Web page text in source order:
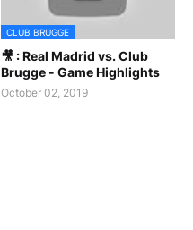
CLUB BRUGGE
🎥 : Real Madrid vs. Club
Brugge - Game Highlights
October 02, 2019